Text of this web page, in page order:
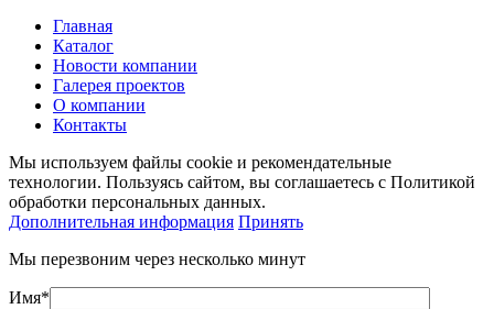
Главная
Каталог
Новости компании
Галерея проектов
О компании
Контакты
Мы используем файлы cookie и рекомендательные
технологии. Пользуясь сайтом, вы соглашаетесь с Политикой
обработки персональных данных.
Дополнительная информация Принять
Мы перезвоним через несколько минут
Имя*